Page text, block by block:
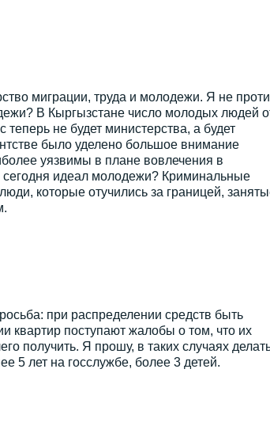
миграции, труда и молодежи. Я не
В Кыргызстане число молодых людей
не будет министерства, а будет
было уделено большое внимание
уязвимы в плане вовлечения в
сегодня идеал молодежи? Криминальные
которые отучились за границей,
при распределении средств быть
квартир поступают жалобы о том, что их
получить. Я прошу, в таких случаях
5 лет на госслужбе, более 3 детей.